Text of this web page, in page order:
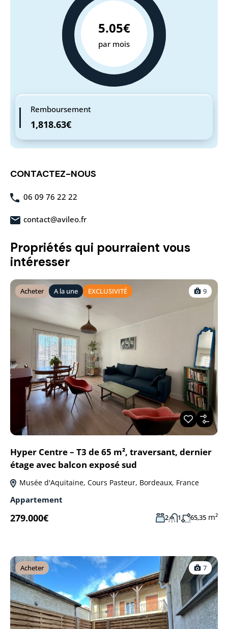
5.05€
par mois
Remboursement
1,818.63€
CONTACTEZ-NOUS
06 09 76 22 22
contact@avileo.fr
Propriétés qui pourraient vous
intéresser
Acheter A la une EXCLUSIVITÉ 9
Hyper Centre – T3 de 65 m², traversant, dernier
étage avec balcon exposé sud
Musée d'Aquitaine, Cours Pasteur, Bordeaux, France
Appartement
279.000€ 2 1 65,35 m²
Acheter 7